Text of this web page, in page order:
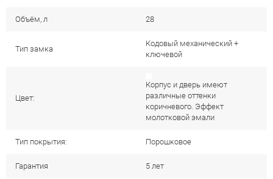
Объём, л 28
Тип замка
Кодовый механический +
ключевой
Цвет:
Корпус и дверь имеют
различные оттенки
коричневого. Эффект
молотковой эмали
Тип покрытия: Порошковое
Гарантия 5 лет